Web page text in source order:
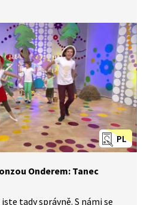
z vás krále či královnu
Dneska si ukážeme,
tančí Tanec roztleskávaček.
PL
Onderem: Tanec
tady správně. S námi se